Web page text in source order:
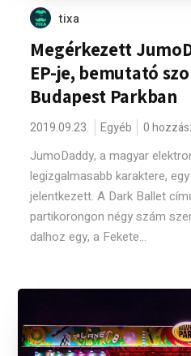
tixa
Megérkezett
EP-je, bemutató
Budapest Parkban
2019.09.23. Egyéb 0
JumoDaddy, a magyar
legizgalmasabb karaktere,
jelentkezett. A Dark Ballet
partikorongon négy szám
dalhoz egy, a Fekete...